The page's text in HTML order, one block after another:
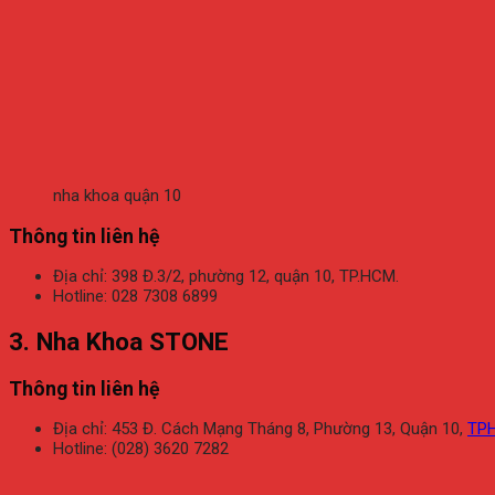
nha khoa quận 10
Thông tin liên hệ
Địa chỉ: 398 Đ.3/2, phường 12, quận 10, TP.HCM.
Hotline: 028 7308 6899
3. Nha Khoa STONE
Thông tin liên hệ
Địa chỉ: 453 Đ. Cách Mạng Tháng 8, Phường 13, Quận 10,
Hotline: (028) 3620 7282